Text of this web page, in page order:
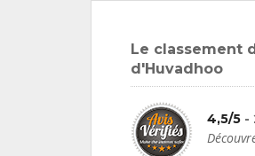
Le classement
d'Huvadhoo
4,5/5 -